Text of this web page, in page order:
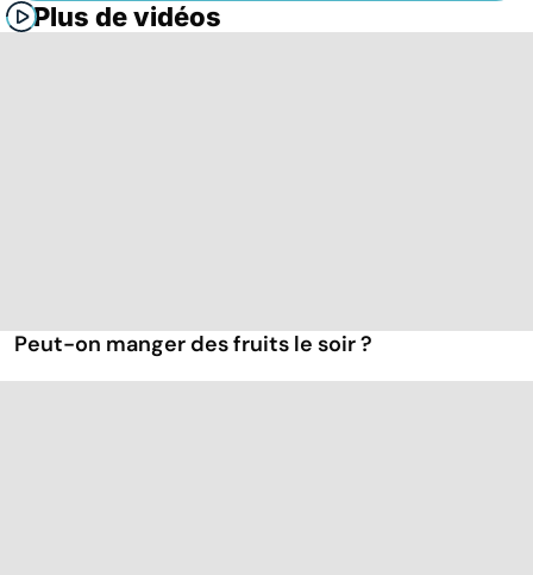
Plus de vidéos
Peut-on manger des fruits le soir ?